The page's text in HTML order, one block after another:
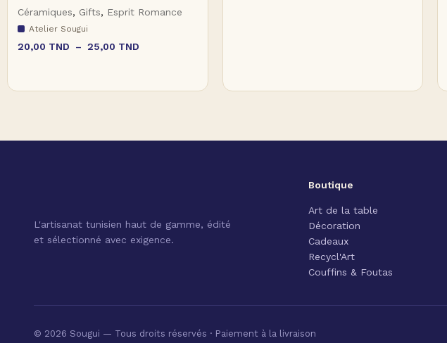
Céramiques, Gifts, Esprit Romance
Atelier Sougui
20,00 TND – 25,00 TND
L'artisanat tunisien haut de gamme, édité
et sélectionné avec exigence.
Boutique
Art de la table
Décoration
Cadeaux
Recycl'Art
Couffins & Foutas
© 2026 Sougui — Tous droits réservés · Paiement à la livraison